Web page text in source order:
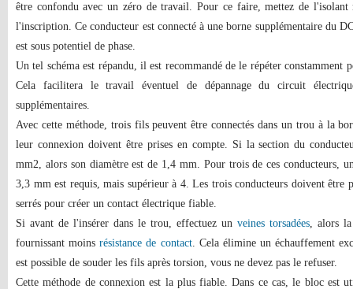
être confondu avec un zéro de travail. Pour ce faire, mettez de l'isolant
l'inscription. Ce conducteur est connecté à une borne supplémentaire du
est sous potentiel de phase.
Un tel schéma est répandu, il est recommandé de le répéter constamment
Cela facilitera le travail éventuel de dépannage du circuit
supplémentaires.
Avec cette méthode, trois fils peuvent être connectés dans un trou à la
leur connexion doivent être prises en compte. Si la section du
mm2, alors son diamètre est de 1,4 mm. Pour trois de ces conducteurs,
3,3 mm est requis, mais supérieur à 4. Les trois conducteurs doivent être
serrés pour créer un contact électrique fiable.
Si avant de l'insérer dans le trou, effectuez un veines torsadées, alors la
fournissant moinsrésistance de contact. Cela élimine un échauffement
est possible de souder les fils après torsion, vous ne devez pas le refuser.
Cette méthode de connexion est la plus fiable. Dans ce cas, le bloc est